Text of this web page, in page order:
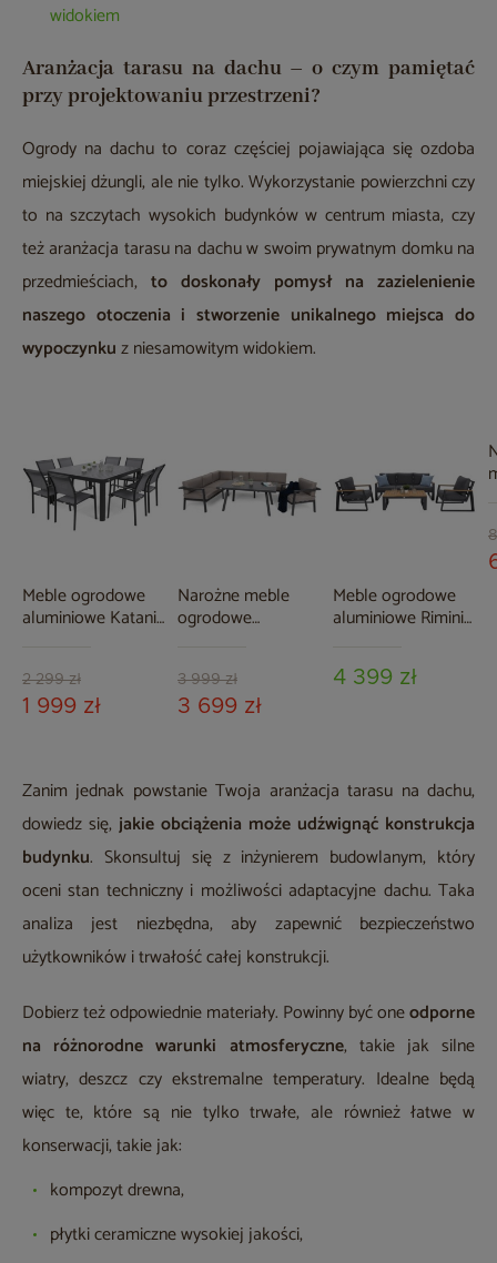
widokiem
Aranżacja tarasu na dachu – o czym pamiętać
przy projektowaniu przestrzeni?
Ogrody na dachu to coraz częściej pojawiająca się ozdoba
miejskiej dżungli, ale nie tylko. Wykorzystanie powierzchni czy
to na szczytach wysokich budynków w centrum miasta, czy
też aranżacja tarasu na dachu w swoim prywatnym domku na
przedmieściach, to doskonały pomysł na zazielenienie
naszego otoczenia i stworzenie unikalnego miejsca do
wypoczynkuz niesamowitym widokiem.
Meble ogrodowe
aluminiowe Katania
2 299 zł
1 999 zł
Narożne meble
ogrodowe
3 999 zł
3 699 zł
Meble ogrodowe
aluminiowe Rimini
Melange
4 399 zł
Zanim jednak powstanie Twoja aranżacja tarasu na dachu,
dowiedz się, jakie obciążenia może udźwignąć konstrukcja
budynku. Skonsultuj się z inżynierem budowlanym, który
oceni stan techniczny i możliwości adaptacyjne dachu. Taka
analiza jest niezbędna, aby zapewnić bezpieczeństwo
użytkowników i trwałość całej konstrukcji.
Dobierz też odpowiednie materiały. Powinny być oneodporne
na różnorodne warunki atmosferyczne, takie jak silne
wiatry, deszcz czy ekstremalne temperatury. Idealne będą
więc te, które są nie tylko trwałe, ale również łatwe w
konserwacji, takie jak:
kompozyt drewna,
płytki ceramiczne wysokiej jakości,